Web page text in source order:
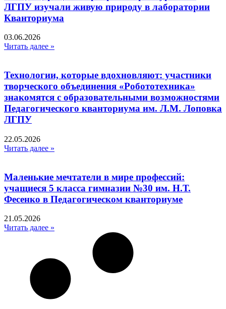
ЛГПУ изучали живую природу в лаборатории
Кванториума
03.06.2026
Читать далее »
Технологии, которые вдохновляют: участники
творческого объединения «Робототехника»
знакомятся с образовательными возможностями
Педагогического кванториума им. Л.М. Лоповка
ЛГПУ
22.05.2026
Читать далее »
Маленькие мечтатели в мире профессий:
учащиеся 5 класса гимназии №30 им. Н.Т.
Фесенко в Педагогическом кванториуме
21.05.2026
Читать далее »